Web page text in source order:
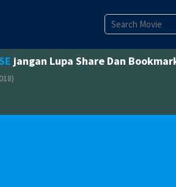
jangan Lupa Share Dan